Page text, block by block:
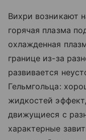
Вихри возникают
горячая плазма
охлажденная
границе из-за
развивается
Гельмгольца:
жидкостей
движущиеся с
характерные